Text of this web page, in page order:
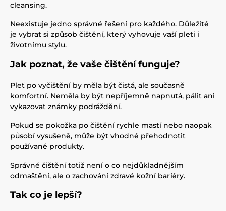
cleansing.
Neexistuje jedno správné řešení pro každého. Důležité
je vybrat si způsob čištění, který vyhovuje vaší pleti i
životnímu stylu.
Jak poznat, že vaše čištění funguje?
Pleť po vyčištění by měla být čistá, ale současně
komfortní. Neměla by být nepříjemně napnutá, pálit ani
vykazovat známky podráždění.
Pokud se pokožka po čištění rychle mastí nebo naopak
působí vysušeně, může být vhodné přehodnotit
používané produkty.
Správné čištění totiž není o co nejdůkladnějším
odmaštění, ale o zachování zdravé kožní bariéry.
Tak co je lepší?